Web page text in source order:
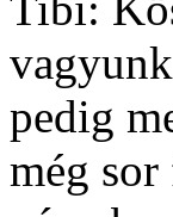
pedig
még